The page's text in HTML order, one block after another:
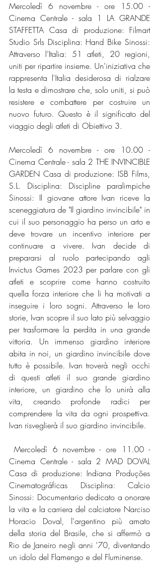
Mercoledì 6 novembre - ore 15.00 -
Cinema Centrale - sala 1 LA GRANDE
STAFFETTA Casa di produzione: Filmart
Studio Srls Disciplina: Hand Bike Sinossi:
Attraverso l’Italia: 51 atleti, 20 regioni,
uniti per ripartire insieme. Un'iniziativa che
rappresenta l'Italia desiderosa di rialzare
la testa e dimostrare che, solo uniti, si può
resistere e combattere per costruire un
nuovo futuro. Questo è il significato del
viaggio degli atleti di Obiettivo 3.
Mercoledì 6 novembre - ore 10.00 -
Cinema Centrale - sala 2 THE INVINCIBLE
GARDEN Casa di produzione: ISB Films,
S.L. Disciplina: Discipline paralimpiche
Sinossi: Il giovane attore Ivan riceve la
sceneggiatura de "Il giardino invincibile" in
cui il suo personaggio ha perso un arto e
deve trovare un incentivo interiore per
continuare a vivere. Ivan decide di
prepararsi al ruolo partecipando agli
Invictus Games 2023 per parlare con gli
atleti e scoprire come hanno costruito
quella forza interiore che li ha motivati a
inseguire i loro sogni. Attraverso le loro
storie, Ivan scopre il suo lato più selvaggio
per trasformare la perdita in una grande
vittoria. Un immenso giardino interiore
abita in noi, un giardino invincibile dove
tutto è possibile. Ivan troverà negli occhi
di questi atleti il suo grande giardino
interiore, un giardino che lo unirà alla
vita, creando profonde radici per
comprendere la vita da ogni prospettiva.
Ivan risveglierà il suo giardino invincibile.
Mercoledì 6 novembre - ore 11.00 -
Cinema Centrale - sala 2 MAD DOVAL
Casa di produzione: Indiana Produções
Cinematográficas Disciplina: Calcio
Sinossi: Documentario dedicato a onorare
la vita e la carriera del calciatore Narciso
Horacio Doval, l'argentino più amato
della storia del Brasile, che si affermò a
Rio de Janeiro negli anni '70, diventando
un idolo del Flamengo e del Fluminense.